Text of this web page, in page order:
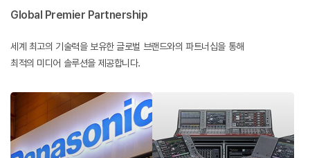
Global Premier Partnership
세계 최고의 기술력을 보유한 글로벌 브랜드와의 파트너십을 통해
최적의 미디어 솔루션을 제공합니다.